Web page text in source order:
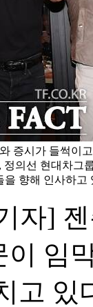
증시가 들썩이
의선 현대차그
향해 인사하고
자]
이 임
고 있